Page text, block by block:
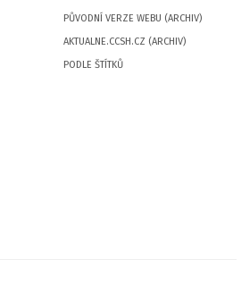
PŮVODNÍ VERZE WEBU (ARCHIV)
AKTUALNE.CCSH.CZ (ARCHIV)
PODLE ŠTÍTKŮ